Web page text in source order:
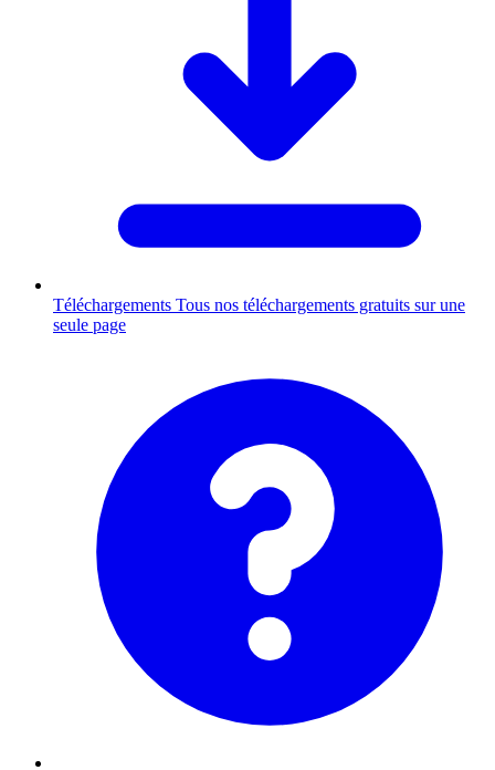
Téléchargements Tous nos téléchargements gratuits sur une
seule page